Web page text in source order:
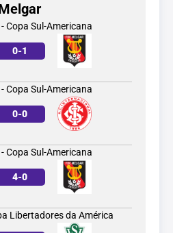
Copa Sul-Americana
0-1
Copa Sul-Americana
0-0
Copa Sul-Americana
4-0
Libertadores da América